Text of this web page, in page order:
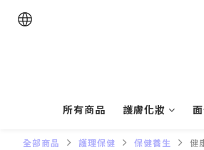
所有商品 護膚化妝
全部商品 護理保健 保健養生 健